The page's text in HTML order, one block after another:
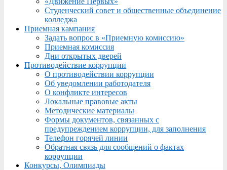
Студенческий совет и общественные объединение
колледжа
Приемная кампания
Задать вопрос в «Приемную комиссию»
Приемная комиссия
Дни открытых дверей
Противодействие коррупции
О противодействии коррупции
Об уведомлении работодателя
О конфликте интересов
Локальные правовые акты
Методические материалы
Формы документов, связанных с
предупреждением коррупции, для заполнения
Телефон горячей линии
Обратная связь для сообщений о фактах
коррупции
Конкурсы, Олимпиады